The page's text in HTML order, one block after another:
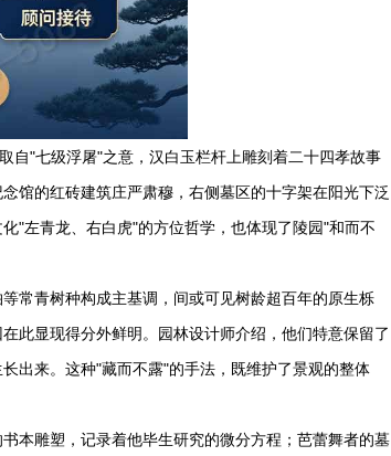
自"七级浮屠"之意，汉白玉栏杆上雕刻着二十四孝故事
馆的红砖建筑庄严肃穆，右侧墓区的十字架在阳光下泛
"左青龙、右白虎"的方位哲学，也体现了陵园"和而不
常青树种构成主基调，间或可见树龄超百年的原生栎
此显现得分外鲜明。园林设计师介绍，他们特意保留了
出来。这种"藏而不露"的手法，既维护了景观的整体
本雕塑，记录着他毕生研究的微分方程；芭蕾舞者的墓